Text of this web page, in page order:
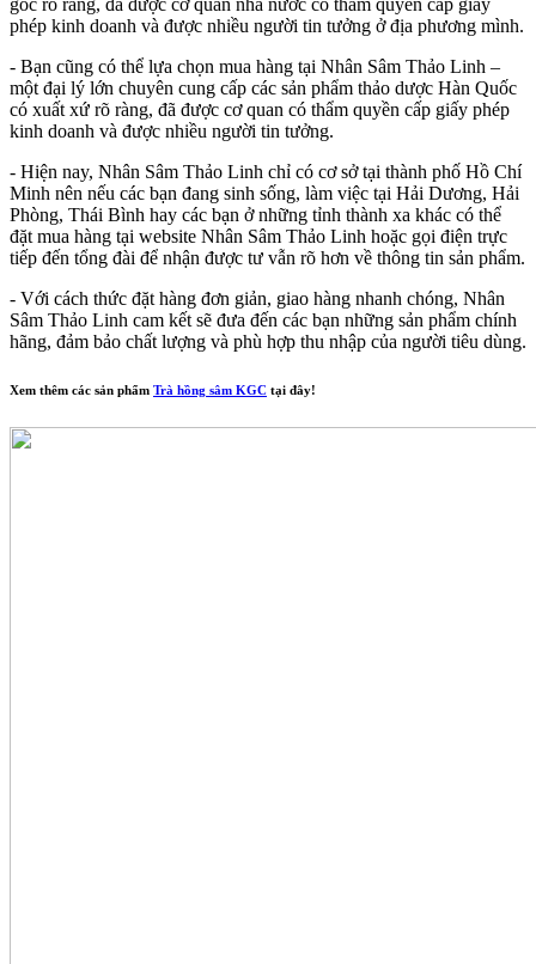
gốc rõ ràng, đã được cơ quan nhà nước có thẩm quyền cấp giấy
phép kinh doanh và được nhiều người tin tưởng ở địa phương mình.
- Bạn cũng có thể lựa chọn mua hàng tại Nhân Sâm Thảo Linh –
một đại lý lớn chuyên cung cấp các sản phẩm thảo dược Hàn Quốc
có xuất xứ rõ ràng, đã được cơ quan có thẩm quyền cấp giấy phép
kinh doanh và được nhiều người tin tưởng.
- Hiện nay, Nhân Sâm Thảo Linh chỉ có cơ sở tại thành phố Hồ Chí
Minh nên nếu các bạn đang sinh sống, làm việc tại Hải Dương, Hải
Phòng, Thái Bình hay các bạn ở những tỉnh thành xa khác có thể
đặt mua hàng tại website Nhân Sâm Thảo Linh hoặc gọi điện trực
tiếp đến tổng đài để nhận được tư vẫn rõ hơn về thông tin sản phẩm.
- Với cách thức đặt hàng đơn giản, giao hàng nhanh chóng, Nhân
Sâm Thảo Linh cam kết sẽ đưa đến các bạn những sản phẩm chính
hãng, đảm bảo chất lượng và phù hợp thu nhập của người tiêu dùng.
Xem thêm các sản phẩm Trà hồng sâm KGC tại đây!